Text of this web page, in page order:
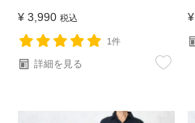
¥ 3,990 税込
1件
詳細を見る
¥